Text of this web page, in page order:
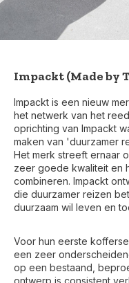
Voor 17:00
Impackt (Made by
Impackt is een nieuw
het netwerk van het
oprichting van Impackt
maken van 'duurzamer
Het merk streeft ernaar
zeer goede kwaliteit en
combineren. Impackt
die duurzamer reizen
duurzaam wil leven en
Voor hun eerste
een zeer
op een bestaand,
ontwerp is consistent